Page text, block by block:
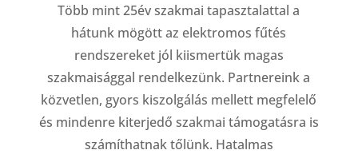
Több mint 25év szakmai tapasztalattal a
hátunk mögött az elektromos fűtés
rendszereket jól kiismertük magas
szakmaisággal rendelkezünk. Partnereink a
közvetlen, gyors kiszolgálás mellett megfelelő
és mindenre kiterjedő szakmai támogatásra is
számíthatnak tőlünk. Hatalmas